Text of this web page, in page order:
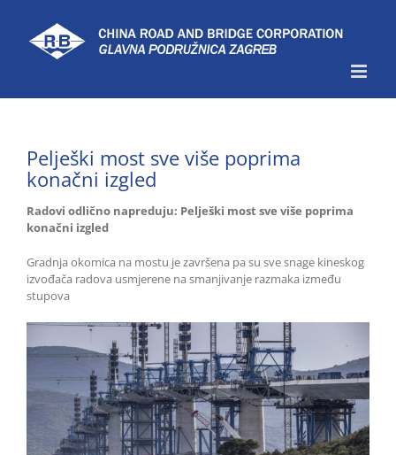
content
Pelješki most sve više poprima
konačni izgled
Radovi odlično napreduju: Pelješki most sve više poprima
konačni izgled
Gradnja okomica na mostu je završena pa su sve snage kineskog
izvođača radova usmjerene na smanjivanje razmaka između
stupova